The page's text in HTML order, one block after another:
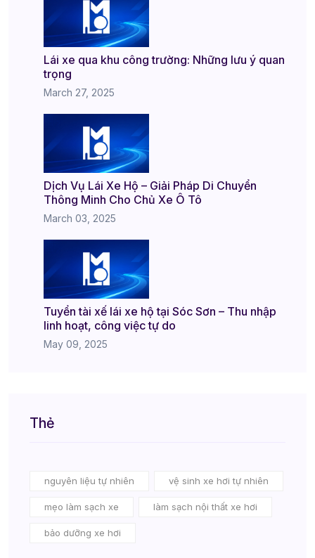
Lái xe qua khu công trường: Những lưu ý quan
trọng
March 27, 2025
Dịch Vụ Lái Xe Hộ – Giải Pháp Di Chuyển
Thông Minh Cho Chủ Xe Ô Tô
March 03, 2025
Tuyển tài xế lái xe hộ tại Sóc Sơn – Thu nhập
linh hoạt, công việc tự do
May 09, 2025
Thẻ
nguyên liệu tự nhiên vệ sinh xe hơi tự nhiên
mẹo làm sạch xe làm sạch nội thất xe hơi
bảo dưỡng xe hơi